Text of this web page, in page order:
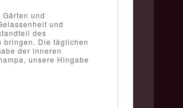
und
und
des
bringen. Die täglichen
der inneren
unsere Hingabe